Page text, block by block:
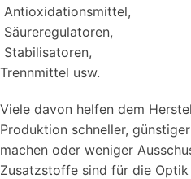
Antioxidationsmittel,
Säureregulatoren,
Stabilisatoren,
Trennmittel usw.
Viele davon helfen dem
Produktion schneller,
machen oder weniger
Zusatzstoffe sind für die